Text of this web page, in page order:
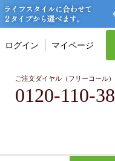
ログイン マイページ
ご注文ダイヤル（フリーコール）
0120-110-